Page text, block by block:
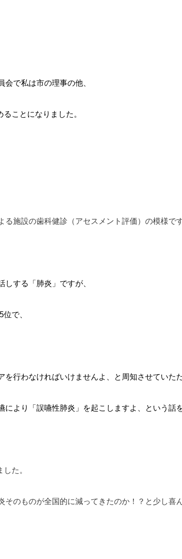
で私は市の理事の他、
ことになりました。
施設の歯科健診（アセスメント評価）の模様です
する「肺炎」ですが、
で、
行わなければいけませんよ、と周知させていた
より「誤嚥性肺炎」を起こしますよ、という話
た。
のものが全国的に減ってきたのか！？と少し喜